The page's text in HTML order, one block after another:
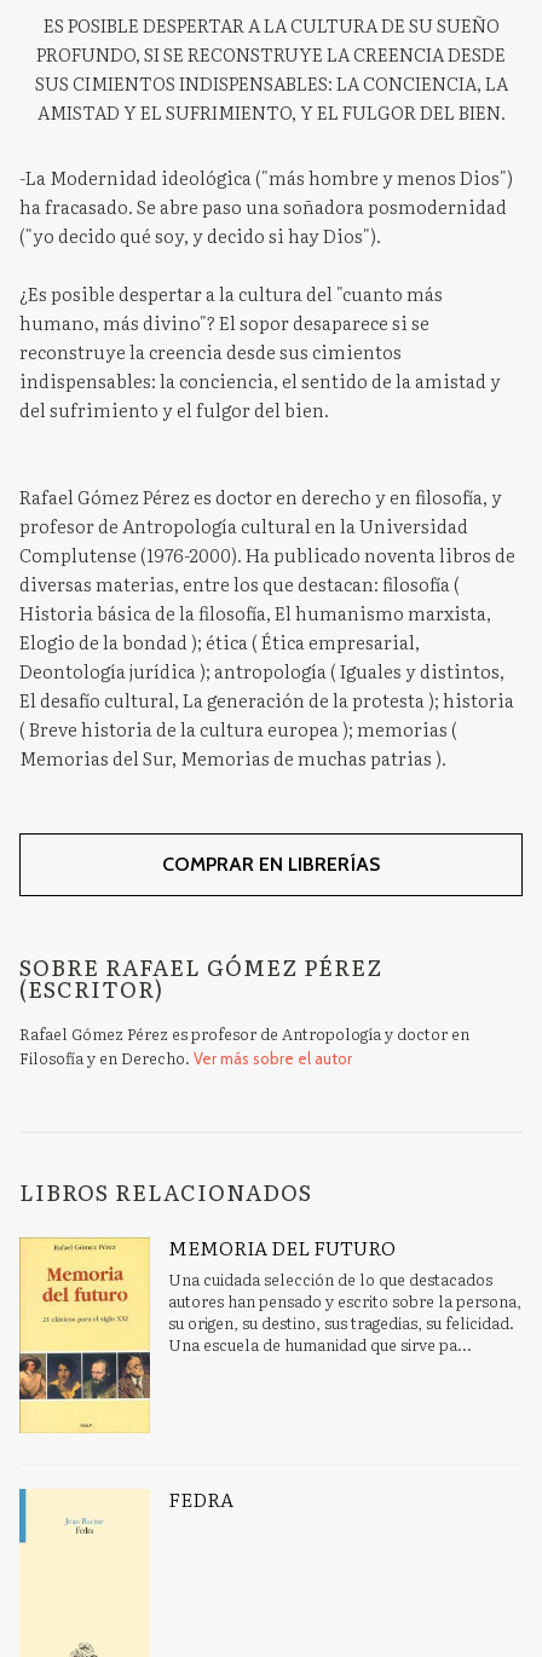
ES POSIBLE DESPERTAR A LA CULTURA DE SU SUEÑO
PROFUNDO, SI SE RECONSTRUYE LA CREENCIA DESDE
SUS CIMIENTOS INDISPENSABLES: LA CONCIENCIA, LA
AMISTAD Y EL SUFRIMIENTO, Y EL FULGOR DEL BIEN.
-La Modernidad ideológica ("más hombre y menos Dios")
ha fracasado. Se abre paso una soñadora posmodernidad
("yo decido qué soy, y decido si hay Dios").
¿Es posible despertar a la cultura del "cuanto más
humano, más divino"? El sopor desaparece si se
reconstruye la creencia desde sus cimientos
indispensables: la conciencia, el sentido de la amistad y
del sufrimiento y el fulgor del bien.
Rafael Gómez Pérez es doctor en derecho y en filosofía, y
profesor de Antropología cultural en la Universidad
Complutense (1976-2000). Ha publicado noventa libros de
diversas materias, entre los que destacan: filosofía (
Historia básica de la filosofía, El humanismo marxista,
Elogio de la bondad ); ética ( Ética empresarial,
Deontología jurídica ); antropología ( Iguales y distintos,
El desafío cultural, La generación de la protesta ); historia
( Breve historia de la cultura europea ); memorias (
Memorias del Sur, Memorias de muchas patrias ).
COMPRAR EN LIBRERÍAS
SOBRE RAFAEL GÓMEZ PÉREZ
(ESCRITOR)
Rafael Gómez Pérez es profesor de Antropología y doctor en
Filosofía y en Derecho. Ver más sobre el autor
LIBROS RELACIONADOS
MEMORIA DEL FUTURO
Una cuidada selección de lo que destacados
autores han pensado y escrito sobre la persona,
su origen, su destino, sus tragedias, su felicidad.
Una escuela de humanidad que sirve pa...
FEDRA